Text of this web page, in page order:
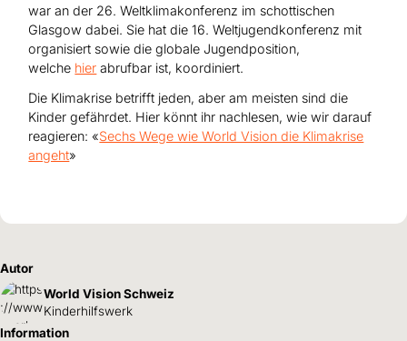
war an der 26. Weltklimakonferenz im schottischen
Glasgow dabei. Sie hat die 16. Weltjugendkonferenz mit
organisiert sowie die globale Jugendposition,
welche hier abrufbar ist, koordiniert.
Die Klimakrise betrifft jeden, aber am meisten sind die
Kinder gefährdet. Hier könnt ihr nachlesen, wie wir darauf
reagieren: «Sechs Wege wie World Vision die Klimakrise
angeht»
Autor
World Vision Schweiz
Kinderhilfswerk
Information